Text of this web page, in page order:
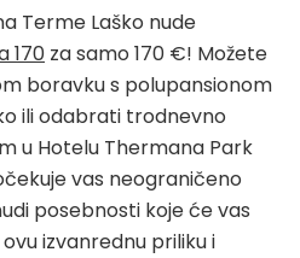
Terme Laško nude
170 za samo 170 €! Možete
boravku s polupansionom
ili odabrati trodnevno
u Hotelu Thermana Park
vas neograničeno
posebnosti koje će vas
izvanrednu priliku i